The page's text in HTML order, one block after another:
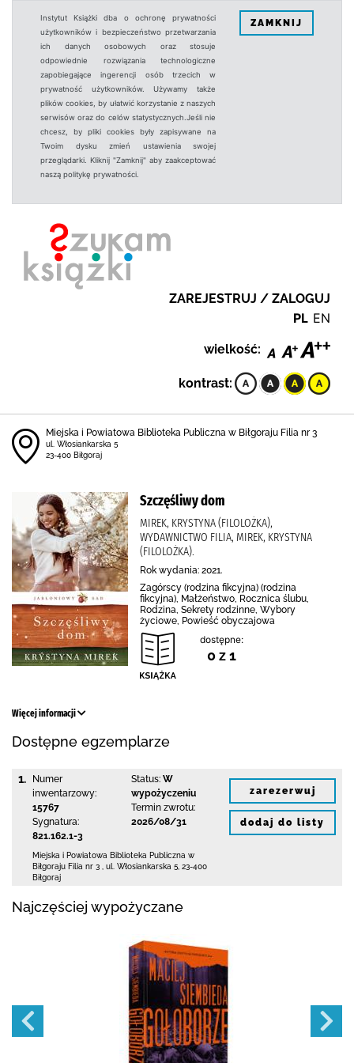
Instytut Książki dba o ochronę prywatności
użytkowników i bezpieczeństwo przetwarzania
ich danych osobowych oraz stosuje
odpowiednie rozwiązania technologiczne
zapobiegające ingerencji osób trzecich w
prywatność użytkowników. Używamy także
plików cookies, by ułatwić korzystanie z naszych
serwisów oraz do celów statystycznych.Jeśli nie
chcesz, by pliki cookies były zapisywane na
Twoim dysku zmień ustawienia swojej
przeglądarki. Kliknij "Zamknij" aby zaakceptować
naszą politykę prywatności.
ZAMKNIJ
ZAREJESTRUJ / ZALOGUJ
PL EN
wielkość:
kontrast:
Miejska i Powiatowa Biblioteka Publiczna w Biłgoraju Filia nr 3
ul. Włosiankarska 5
23-400 Biłgoraj
Szczęśliwy dom
MIREK, KRYSTYNA (FILOLOŻKA),
WYDAWNICTWO FILIA, MIREK, KRYSTYNA
(FILOLOŻKA).
Rok wydania: 2021.
Zagórscy (rodzina fikcyjna) (rodzina
fikcyjna), Małżeństwo, Rocznica ślubu,
Rodzina, Sekrety rodzinne, Wybory
życiowe, Powieść obyczajowa
dostępne:
0 z 1
Więcej informacji
Dostępne egzemplarze
1.
Numer
inwentarzowy:
15767
Sygnatura:
821.162.1-3
Status: W
wypożyczeniu
Termin zwrotu:
2026/08/31
Miejska i Powiatowa Biblioteka Publiczna w
Biłgoraju Filia nr 3
ul. Włosiankarska 5 23-400
Biłgoraj
zarezerwuj
dodaj do listy
Najczęściej wypożyczane